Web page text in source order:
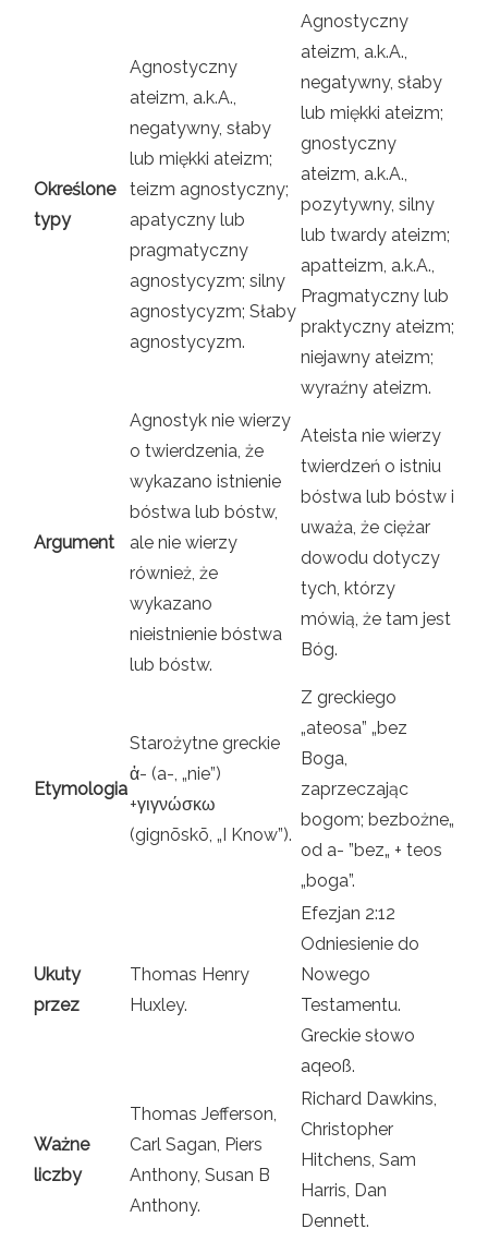
Określone
typy
Agnostyczny
ateizm, a.k.A.,
negatywny, słaby
lub miękki ateizm;
teizm agnostyczny;
apatyczny lub
pragmatyczny
agnostycyzm; silny
agnostycyzm; Słaby
agnostycyzm.
Agnostyczny
ateizm, a.k.A.,
negatywny, słaby
lub miękki ateizm;
gnostyczny
ateizm, a.k.A.,
pozytywny, silny
lub twardy ateizm;
apatteizm, a.k.A.,
Pragmatyczny lub
praktyczny ateizm;
niejawny ateizm;
wyraźny ateizm.
Argument
Agnostyk nie wierzy
o twierdzenia, że ​​
wykazano istnienie
bóstwa lub bóstw,
ale nie wierzy
również, że
wykazano
nieistnienie bóstwa
lub bóstw.
Ateista nie wierzy
twierdzeń o istniu
bóstwa lub bóstw i
uważa, że ​​ciężar
dowodu dotyczy
tych, którzy
mówią, że tam jest
Bóg.
Etymologia
Starożytne greckie
ἀ- (a-, „nie”)
+γιγνώσκω
(gignōskō, „I Know”).
Z greckiego
„ateosa” „bez
Boga,
zaprzeczając
bogom; bezbożne„
od a- ”bez„ + teos
„boga”.
Ukuty
przez
Thomas Henry
Huxley.
Efezjan 2:12
Odniesienie do
Nowego
Testamentu.
Greckie słowo
aqeoß.
Ważne
liczby
Thomas Jefferson,
Carl Sagan, Piers
Anthony, Susan B
Anthony.
Richard Dawkins,
Christopher
Hitchens, Sam
Harris, Dan
Dennett.